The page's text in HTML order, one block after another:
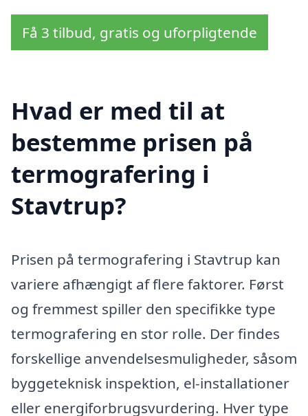
Få 3 tilbud, gratis og uforpligtende
Hvad er med til at
bestemme prisen på
termografering i
Stavtrup?
Prisen på termografering i Stavtrup kan
variere afhængigt af flere faktorer. Først
og fremmest spiller den specifikke type
termografering en stor rolle. Der findes
forskellige anvendelsesmuligheder, såsom
byggeteknisk inspektion, el-installationer
eller energiforbrugsvurdering. Hver type